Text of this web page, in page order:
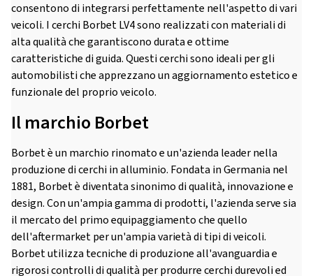
consentono di integrarsi perfettamente nell'aspetto di vari
veicoli. I cerchi Borbet LV4 sono realizzati con materiali di
alta qualità che garantiscono durata e ottime
caratteristiche di guida. Questi cerchi sono ideali per gli
automobilisti che apprezzano un aggiornamento estetico e
funzionale del proprio veicolo.
Il marchio Borbet
Borbet è un marchio rinomato e un'azienda leader nella
produzione di cerchi in alluminio. Fondata in Germania nel
1881, Borbet è diventata sinonimo di qualità, innovazione e
design. Con un'ampia gamma di prodotti, l'azienda serve sia
il mercato del primo equipaggiamento che quello
dell'aftermarket per un'ampia varietà di tipi di veicoli.
Borbet utilizza tecniche di produzione all'avanguardia e
rigorosi controlli di qualità per produrre cerchi durevoli ed